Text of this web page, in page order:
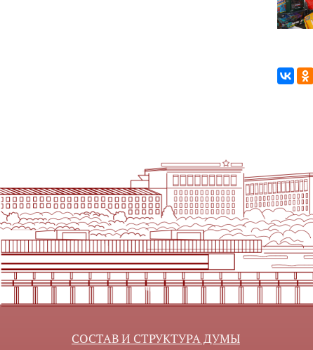
СОСТАВ И СТРУКТУРА ДУМЫ